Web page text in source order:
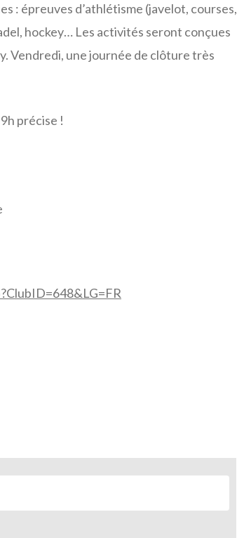
: épreuves d’athlétisme (javelot, courses,
hockey… Les activités seront conçues
Vendredi, une journée de clôture très
précise !